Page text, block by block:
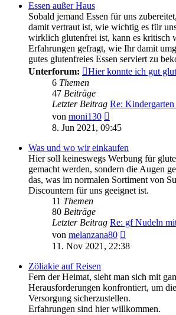
Essen außer Haus
Sobald jemand Essen für uns
damit vertraut ist, wie wichtig es für
wirklich glutenfrei ist, kann es kritisch
Erfahrungen gefragt, wie Ihr damit
gutes glutenfreies Essen serviert zu
Unterforum:
Hier konnte ich gut
6 Themen
47 Beiträge
Letzter Beitrag Re:
von moni130
Beitrag
8. Jun 2021, 09:45
Was und wo wir einkaufen
Hier soll keineswegs Werbung für
gemacht werden, sondern die Augen
das, was im normalen Sortiment von
Discountern für uns geeignet ist.
11 Themen
80 Beiträge
Letzter Beitrag Re: gf Nudeln
von melanzana80
Beitrag
11. Nov 2021, 22:38
Zöliakie auf Reisen
Fern der Heimat, sieht man sich mit
Herausforderungen konfrontiert, um
Versorgung sicherzustellen.
Erfahrungen sind hier willkommen.